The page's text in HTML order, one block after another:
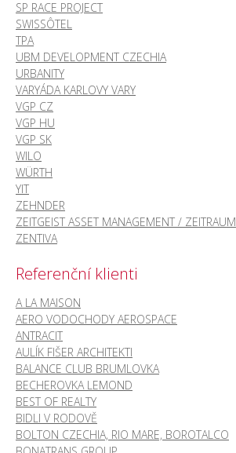
SP RACE PROJECT
SWISSÔTEL
TPA
UBM DEVELOPMENT CZECHIA
URBANITY
VARYÁDA KARLOVY VARY
VGP CZ
VGP HU
VGP SK
WILO
WÜRTH
YIT
ZEHNDER
ZEITGEIST ASSET MANAGEMENT / ZEITRAUM
ZENTIVA
Referenční klienti
A LA MAISON
AERO VODOCHODY AEROSPACE
ANTRACIT
AULÍK FIŠER ARCHITEKTI
BALANCE CLUB BRUMLOVKA
BECHEROVKA LEMOND
BEST OF REALTY
BIDLI V RODOVĚ
BOLTON CZECHIA, RIO MARE, BOROTALCO